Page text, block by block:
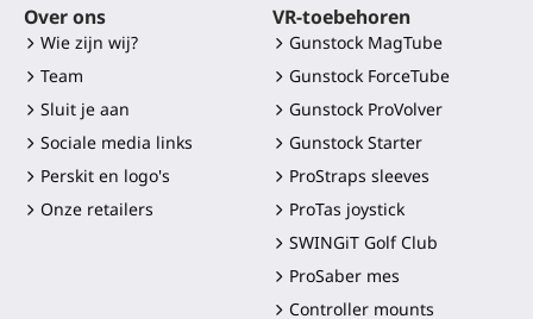
Over ons
Wie zijn wij?
Team
Sluit je aan
Sociale media links
Perskit en logo's
Onze retailers
VR-toebehoren
Gunstock MagTube
Gunstock ForceTube
Gunstock ProVolver
Gunstock Starter
ProStraps sleeves
ProTas joystick
SWINGiT Golf Club
ProSaber mes
Controller mounts